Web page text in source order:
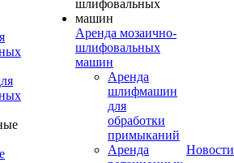
Аренда мозаично-
шлифовальных
машин
Аренда
шлифмашин
для
обработки
примыканий
Аренда
Новости